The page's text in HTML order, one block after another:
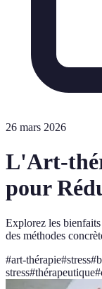
26 mars 2026
L'Art-
pour
Explorez les
des méthodes
#art-thérapie#stress#
stress#thérapeutique#